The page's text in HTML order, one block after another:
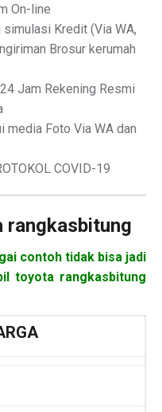
On-line
Kredit (Via WA,
Brosur kerumah
Jam Rekening Resmi
media Foto Via WA dan
COVID-19
rangkasbitung
contoh tidak bisa jadi
toyota rangkasbitung